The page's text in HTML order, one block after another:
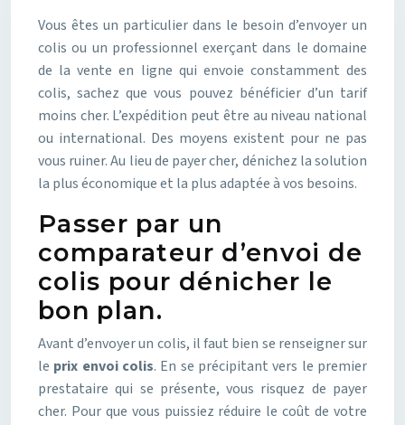
Vous êtes un particulier dans le besoin d’envoyer un
colis ou un professionnel exerçant dans le domaine
de la vente en ligne qui envoie constamment des
colis, sachez que vous pouvez bénéficier d’un tarif
moins cher. L’expédition peut être au niveau national
ou international. Des moyens existent pour ne pas
vous ruiner. Au lieu de payer cher, dénichez la solution
la plus économique et la plus adaptée à vos besoins.
Passer par un
comparateur d’envoi de
colis pour dénicher le
bon plan.
Avant d’envoyer un colis, il faut bien se renseigner sur
le prix envoi colis. En se précipitant vers le premier
prestataire qui se présente, vous risquez de payer
cher. Pour que vous puissiez réduire le coût de votre